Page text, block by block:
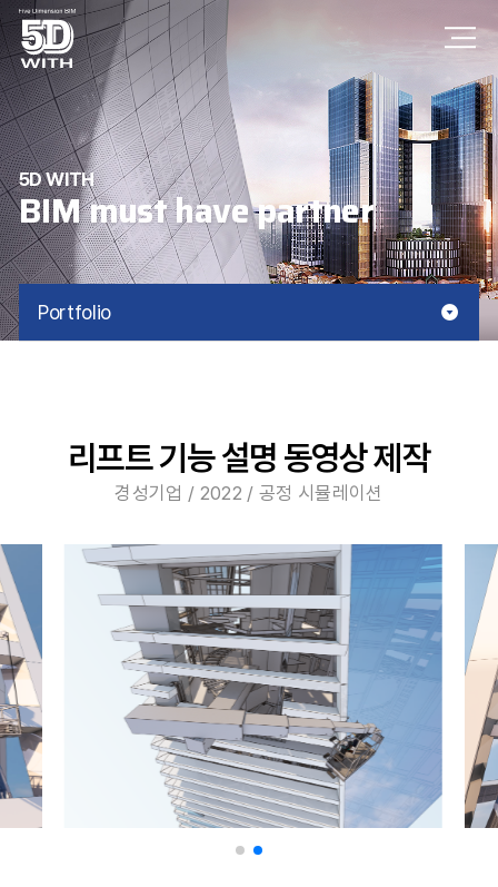
5D WITH
BIM must have partner
Portfolio
리프트 기능 설명 동영상 제작
경성기업 / 2022 / 공정 시뮬레이션